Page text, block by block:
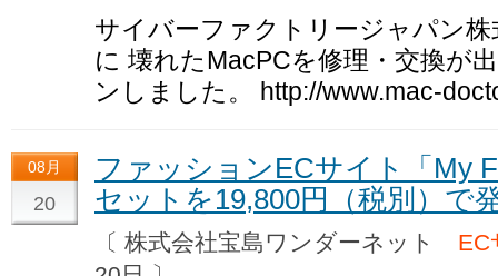
サイバーファクトリージャパン
に 壊れたMacPCを修理・交換が
ンしました。 http://www.mac-
08月
20
ファッションECサイト「My
セットを19,800円（税別）で
〔 株式会社宝島ワンダーネット EC